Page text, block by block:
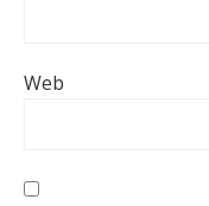
Web